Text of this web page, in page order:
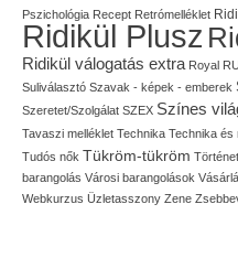
Pszichológia Recept Retrómelléklet
Ridikül Plusz
Ridikül válogatás extra Royal
Suliválasztó Szavak - képek - emberek
Szeretet/Szolgálat SZEX Színes
Tavaszi melléklet Technika Technika és
Tudós nők Tükröm-tükröm
barangolás Városi barangolások
Webkurzus Üzletasszony Zene